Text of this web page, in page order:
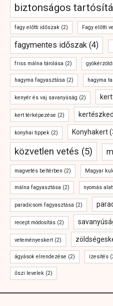
biztonságos
fagy előtti időszak (2) Fagy előtti
fagymentes időszak (4)
friss málna tárolása (2)
hagyma fagyasztása (2) hagyma
kenyér és vaj savanyúság (2)
kert térképezése (2)
konyhai tippek (2) Konyhakert
közvetlen vetés (5)
magvetés beltérben (2) Magyar
málna fagyasztása (2) nyomás
paradicsom fagyasztása (2)
recept módosítás (2)
veteményeskert (2)
ágyások elrendezése (2) ízesítés
őszi levelek (2)